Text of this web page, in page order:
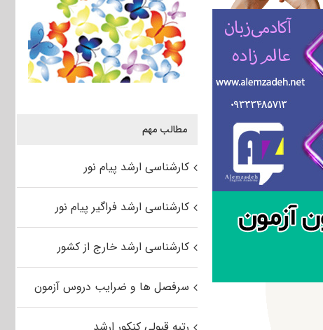
مطالب مهم
کارشناسی ارشد پیام نور
کارشناسی ارشد فراگیر پیام نور
کارشناسی ارشد خارج از کشور
سرفصل ها و ضرایب دروس آزمون